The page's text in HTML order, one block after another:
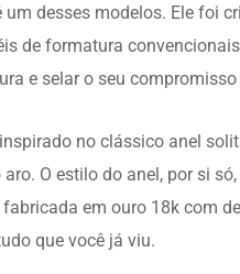
um desses modelos. Ele foi
de formatura
e selar o seu
no clássico anel
O estilo do anel, por si
em ouro 18k com
que você já viu.